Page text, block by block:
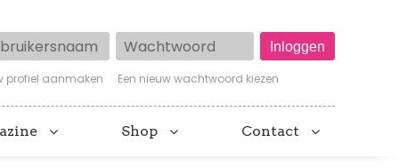
Wachtwoord
profiel aanmaken Een nieuw wachtwoord kiezen
Shop Contact